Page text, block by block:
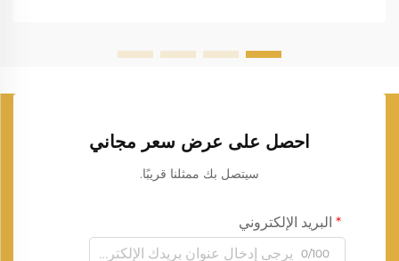
احصل على عرض سعر مجاني
سيتصل بك ممثلنا قريبًا.
البريد الإلكتروني
0/100